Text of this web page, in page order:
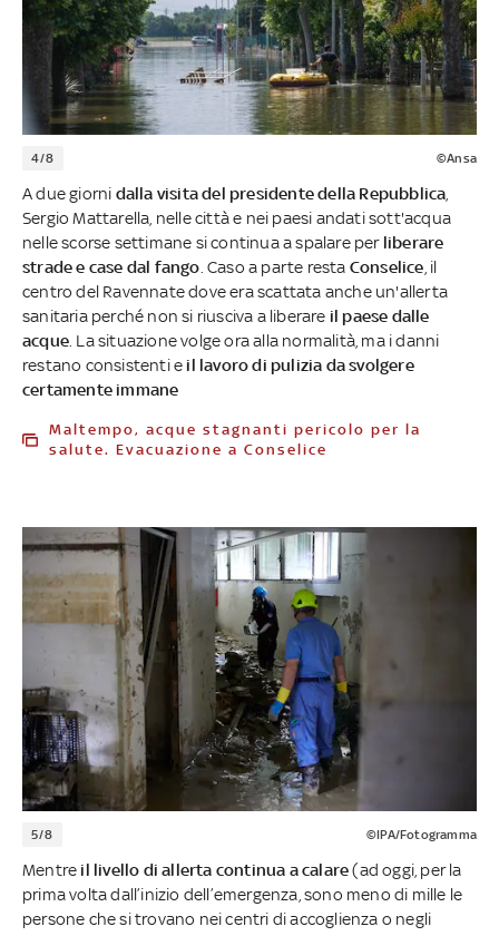
4/8 ©Ansa
A due giorni dalla visita del presidente della Repubblica
Sergio Mattarella, nelle città e nei paesi andati sott'acqua
nelle scorse settimane si continua a spalare per liberare
strade e case dal fango . Caso a parte resta Conselice , il
centro del Ravennate dove era scattata anche un'allerta
sanitaria perché non si riusciva a liberare il paese dalle
acque . La situazione volge ora alla normalità, ma i danni
restano consistenti e il lavoro di pulizia da svolgere
certamente immane
Maltempo, acque stagnanti pericolo per la
salute. Evacuazione a Conselice
5/8 ©IPA/Fotogramma
Mentre il livello di allerta continua a calare(ad oggi, per la
prima volta dall’inizio dell’emergenza, sono meno di mille le
persone che si trovano nei centri di accoglienza o negli